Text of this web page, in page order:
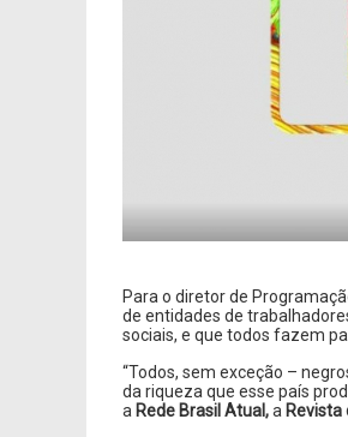
Para o diretor de
de entidades de
sociais, e que todos fazem
“Todos, sem exceção –
da riqueza que esse país
a Rede Brasil Atual,a Revista